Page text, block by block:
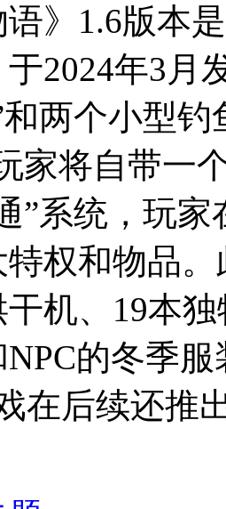
语》1.6版本
2024年3月
和两个小型
家将自带一
”系统，玩
权和物品
机、19本
的冬季
在后续还推